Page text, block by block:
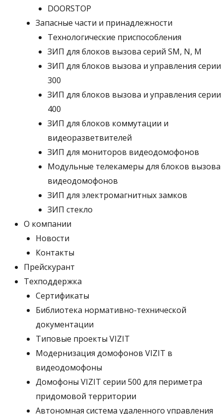
DOORSTOP
Запасные части и принадлежности
Технологические приспособления
ЗИП для блоков вызова серий SM, N, M
ЗИП для блоков вызова и управления серии
300
ЗИП для блоков вызова и управления серии
400
ЗИП для блоков коммутации и
видеоразветвителей
ЗИП для мониторов видеодомофонов
Модульные телекамеры для блоков вызова
видеодомофонов
ЗИП для электромагнитных замков
ЗИП стекло
О компании
Новости
Контакты
Прейскурант
Техподдержка
Сертификаты
Библиотека нормативно-технической
документации
Типовые проекты VIZIT
Модернизация домофонов VIZIT в
видеодомофоны
Домофоны VIZIT серии 500 для периметра
придомовой территории
Автономная система удаленного управления